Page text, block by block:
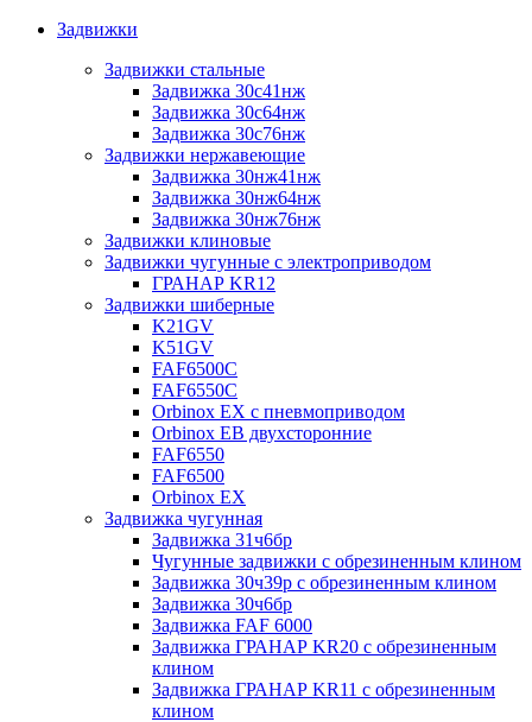
Задвижки
Задвижки стальные
Задвижка 30с41нж
Задвижка 30с64нж
Задвижка 30с76нж
Задвижки нержавеющие
Задвижка 30нж41нж
Задвижка 30нж64нж
Задвижка 30нж76нж
Задвижки клиновые
Задвижки чугунные с электроприводом
ГРАНАР KR12
Задвижки шиберные
K21GV
K51GV
FAF6500C
FAF6550С
Orbinox EX с пневмоприводом
Orbinox EB двухсторонние
FAF6550
FAF6500
Orbinox EX
Задвижка чугунная
Задвижка 31ч6бр
Чугунные задвижки с обрезиненным клином
Задвижка 30ч39р с обрезиненным клином
Задвижка 30ч6бр
Задвижка FAF 6000
Задвижка ГРАНАР KR20 с обрезиненным
клином
Задвижка ГРАНАР KR11 с обрезиненным
клином